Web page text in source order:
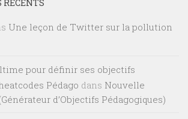
Une leçon de Twitter sur la pollution
pour définir ses objectifs
Pédago dans Nouvelle
d’Objectifs Pédagogiques)